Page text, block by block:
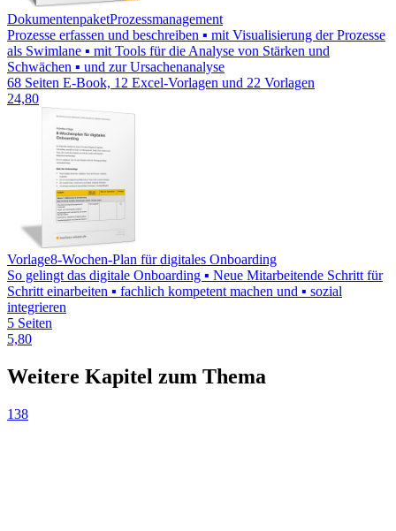
DokumentenpaketProzessmanagement
Prozesse erfassen und beschreiben ▪ mit Visualisierung der Prozesse
als Swimlane ▪ mit Tools für die Analyse von Stärken und
Schwächen ▪ und zur Ursachenanalyse
68 Seiten E-Book, 12 Excel-Vorlagen und 22 Vorlagen
24,80
Vorlage8-Wochen-Plan für digitales Onboarding
So gelingt das digitale Onboarding ▪ Neue Mitarbeitende Schritt für
Schritt einarbeiten ▪ fachlich kompetent machen und ▪ sozial
integrieren
5 Seiten
5,80
Weitere Kapitel zum Thema
138